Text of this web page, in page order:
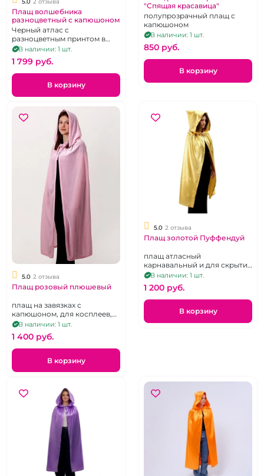
Плащ волшебника
разноцветный с капюшоном
Черный атлас с
разноцветным принтом в
виде паутин и пауков,
декорирован мелкими
блестками
В наличии: 1 шт.
1 799 pуб.
В корзину
"Спящая красавица"
полупрозрачный плащ с
капюшоном
В наличии: 1 шт.
850 pуб.
В корзину
5.0 2 отзыва
Плащ розовый плюшевый
плащ на завязках с
капюшоном, для косплеев,
вечеринок и ролевых игр
В наличии: 1 шт.
1 400 pуб.
В корзину
5.0 2 отзыва
Плащ золотой Пуффендуй
плащ атласный
карнавальный и для скрытия
эротического белья
В наличии: 1 шт.
1 200 pуб.
В корзину